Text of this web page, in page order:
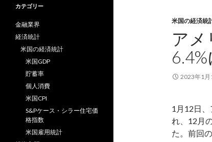
米国の経済統
アメ
2023年1月
1月12日
れ、12月
た。前回
カテゴリー
金融業界
経済統計
米国の経済統計
米国GDP
貯蓄率
個人消費
米国CPI
S&Pケース・シラー住宅価
格指数
米国雇用統計